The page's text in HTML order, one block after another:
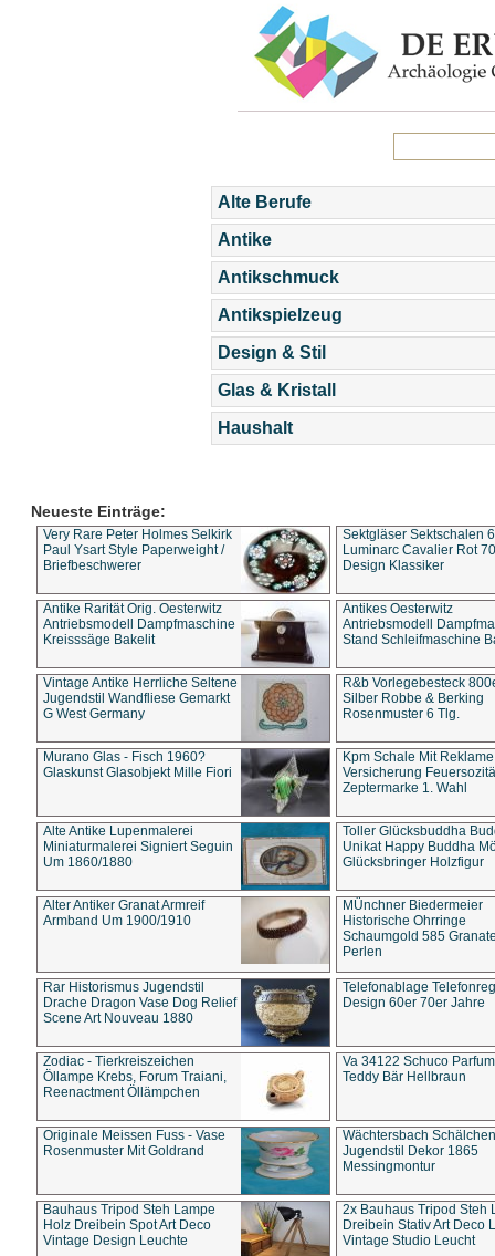
Alte Berufe
Antike
Antikschmuck
Antikspielzeug
Design & Stil
Glas & Kristall
Haushalt
Neueste Einträge:
Very Rare Peter Holmes Selkirk
Paul Ysart Style Paperweight /
Briefbeschwerer
Sektgläser Sektschalen
Luminarc Cavalier Rot
Design Klassiker
Antike Rarität Orig. Oesterwitz
Antriebsmodell Dampfmaschine
Kreisssäge Bakelit
Antikes Oesterwitz
Antriebsmodell
Stand Schleifmaschine
Vintage Antike Herrliche Seltene
Jugendstil Wandfliese Gemarkt
G West Germany
R&b Vorlegebesteck
Silber Robbe & Berking
Rosenmuster 6 Tlg.
Murano Glas - Fisch 1960?
Glaskunst Glasobjekt Mille Fiori
Kpm Schale Mit Reklame
Versicherung
Zeptermarke 1. Wahl
Alte Antike Lupenmalerei
Miniaturmalerei Signiert Seguin
Um 1860/1880
Toller Glücksbuddha
Unikat Happy Buddha
Glücksbringer Holzfigur
Alter Antiker Granat Armreif
Armband Um 1900/1910
MÜnchner Biedermeier
Historische Ohrringe
Schaumgold 585
Perlen
Rar Historismus Jugendstil
Drache Dragon Vase Dog Relief
Scene Art Nouveau 1880
Telefonablage
Design 60er 70er Jahre
Zodiac - Tierkreiszeichen
Öllampe Krebs, Forum Traiani,
Reenactment Öllämpchen
Va 34122 Schuco
Teddy Bär Hellbraun
Originale Meissen Fuss - Vase
Rosenmuster Mit Goldrand
Wächtersbach Schälchen
Jugendstil Dekor 1865
Messingmontur
Bauhaus Tripod Steh Lampe
Holz Dreibein Spot Art Deco
Vintage Design Leuchte
2x Bauhaus Tripod Steh
Dreibein Stativ Art Deco
Vintage Studio Leucht